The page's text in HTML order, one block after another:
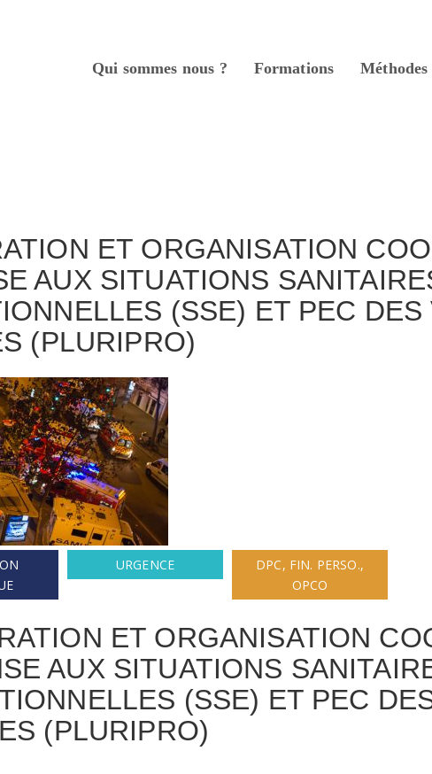
Qui sommes nous ? Formations Méthodes
ET ORGANISATION
AUX SITUATIONS
(SSE) ET PEC DES
(PLURIPRO)
URGENCE
DPC, FIN. PERSO.,
OPCO
ET ORGANISATION
AUX SITUATIONS
(SSE) ET PEC
(PLURIPRO)